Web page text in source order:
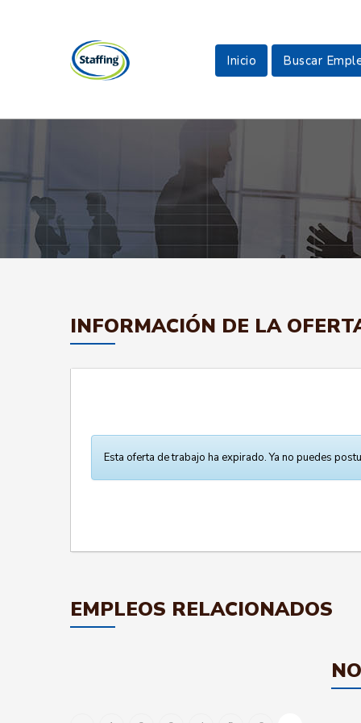
Inicio Buscar
INFORMACIÓN DE LA
Esta oferta de trabajo ha expirado. Ya no puedes
EMPLEOS RELACIONADOS